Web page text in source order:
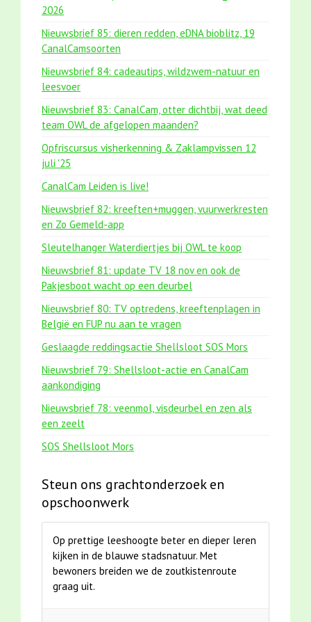
2026
Nieuwsbrief 85: dieren redden, eDNA bioblitz, 19
CanalCamsoorten
Nieuwsbrief 84: cadeautips, wildzwem-natuur en
leesvoer
Nieuwsbrief 83: CanalCam, otter dichtbij, wat deed
team OWL de afgelopen maanden?
Opfriscursus visherkenning & Zaklampvissen 12
juli '25
CanalCam Leiden is live!
Nieuwsbrief 82: kreeften+muggen, vuurwerkresten
en Zo Gemeld-app
Sleutelhanger Waterdiertjes bij OWL te koop
Nieuwsbrief 81: update TV 18 nov en ook de
Pakjesboot wacht op een deurbel
Nieuwsbrief 80: TV optredens, kreeftenplagen in
België en FUP nu aan te vragen
Geslaagde reddingsactie Shellsloot SOS Mors
Nieuwsbrief 79: Shellsloot-actie en CanalCam
aankondiging
Nieuwsbrief 78: veenmol, visdeurbel en zen als
een zeelt
SOS Shellsloot Mors
Steun ons grachtonderzoek en
opschoonwerk
Op prettige leeshoogte beter en dieper leren
kijken in de blauwe stadsnatuur. Met
bewoners breiden we de zoutkistenroute
graag uit.